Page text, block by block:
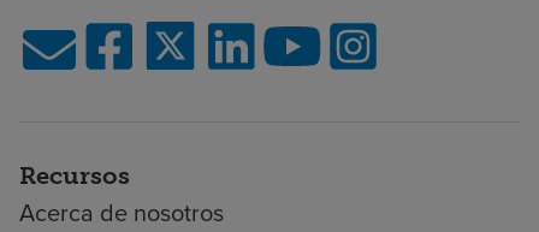
Recursos
Acerca de nosotros